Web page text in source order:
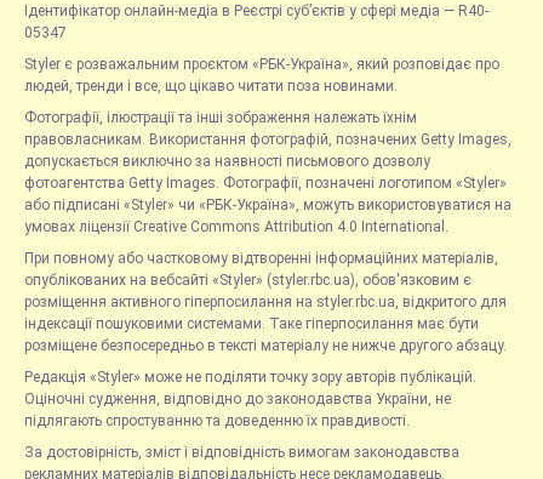
Ідентифікатор онлайн-медіа в Реєстрі суб’єктів у сфері медіа — R40-
05347
Styler є розважальним проєктом «РБК-Україна», який розповідає про
людей, тренди і все, що цікаво читати поза новинами.
Фотографії, ілюстрації та інші зображення належать їхнім
правовласникам. Використання фотографій, позначених Getty Images,
допускається виключно за наявності письмового дозволу
фотоагентства Getty Images. Фотографії, позначені логотипом «Styler»
або підписані «Styler» чи «РБК-Україна», можуть використовуватися на
умовах ліцензії Creative Commons Attribution 4.0 International.
При повному або частковому відтворенні інформаційних матеріалів,
опублікованих на вебсайті «Styler» (styler.rbc.ua), обов'язковим є
розміщення активного гіперпосилання на styler.rbc.ua, відкритого для
індексації пошуковими системами. Таке гіперпосилання має бути
розміщене безпосередньо в тексті матеріалу не нижче другого абзацу.
Редакція «Styler» може не поділяти точку зору авторів публікацій.
Оціночні судження, відповідно до законодавства України, не
підлягають спростуванню та доведенню їх правдивості.
За достовірність, зміст і відповідність вимогам законодавства
рекламних матеріалів відповідальність несе рекламодавець.